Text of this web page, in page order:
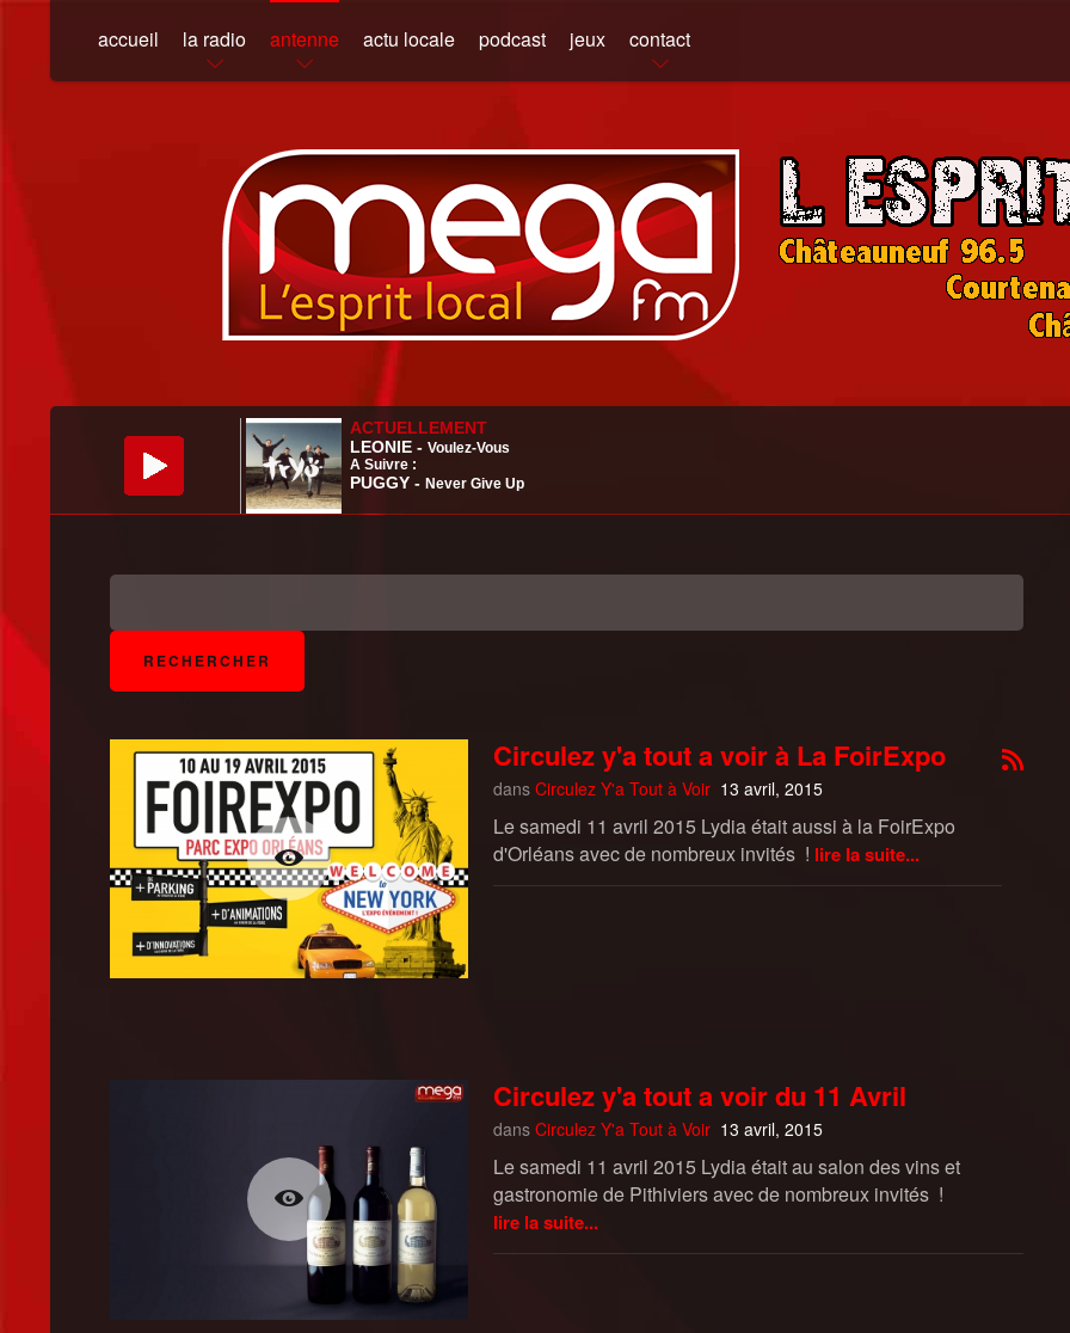
accueil la radio antenne actu locale podcast jeux contact
Circulez y'a tout a voir à La FoirExpo
dans Circulez Y'a Tout à Voir 13 avril, 2015
Le samedi 11 avril 2015 Lydia était aussi à la FoirExpo
d'Orléans avec de nombreux invités ! lire la suite...
Circulez y'a tout a voir du 11 Avril
dans Circulez Y'a Tout à Voir 13 avril, 2015
Le samedi 11 avril 2015 Lydia était au salon des vins et
gastronomie de Pithiviers avec de nombreux invités !
lire la suite...